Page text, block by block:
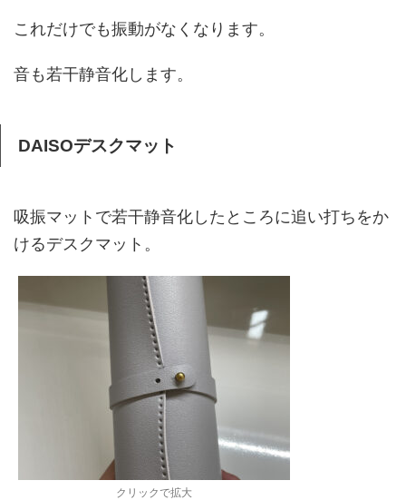
これだけでも振動がなくなります。
音も若干静音化します。
DAISOデスクマット
吸振マットで若干静音化したところに追い打ちをか
けるデスクマット。
クリックで拡大